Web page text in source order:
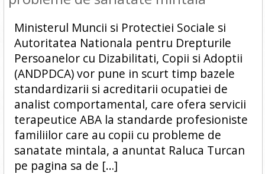
Ministerul Muncii si Protectiei Sociale si
Autoritatea Nationala pentru Drepturile
Persoanelor cu Dizabilitati, Copii si Adoptii
(ANDPDCA) vor pune in scurt timp bazele
standardizarii si acreditarii ocupatiei de
analist comportamental, care ofera servicii
terapeutice ABA la standarde profesioniste
familiilor care au copii cu probleme de
sanatate mintala, a anuntat Raluca Turcan
pe pagina sa de […]